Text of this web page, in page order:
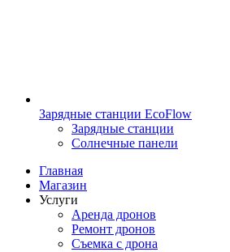
Зарядные станции EcoFlow
Зарядные станции
Солнечные панели
Главная
Магазин
Услуги
Аренда дронов
Ремонт дронов
Съемка с дрона